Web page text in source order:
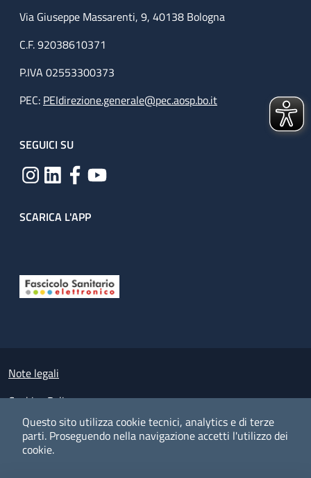
Questo sito utilizza cookie tecnici, analytics e di terze
parti. Proseguendo nella navigazione accetti l'utilizzo dei
cookie.
Via Giuseppe Massarenti, 9, 40138 Bologna
C.F. 92038610371
P.IVA 02553300373
PEC: PEIdirezione.generale@pec.aosp.bo.it
SEGUICI SU
SCARICA L'APP
Small prints
Note legali
Cookies Policy
Policy privacy e protezione del dato personale
Albo pretorio on-line